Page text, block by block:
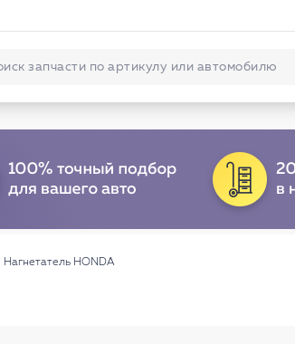
Нагнетатель HONDA